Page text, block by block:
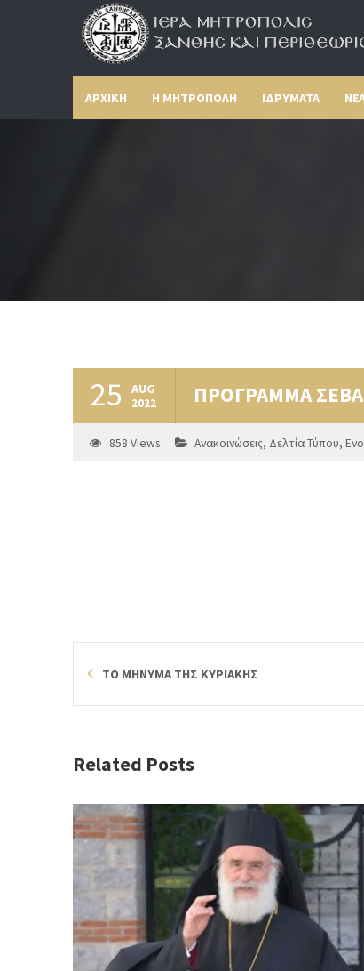
ΑΡΧΙΚΗ Η ΜΗΤΡΟΠΟΛΗ ΙΔΡΥΜΑΤΑ
25 AUG
2022 ΠΡΟΓΡΑΜΜΑ
858 Views Ανακοινώσεις, Δελτία Τύπου,
ΤΟ ΜΗΝΥΜΑ ΤΗΣ ΚΥΡΙΑΚΗΣ
Related Posts